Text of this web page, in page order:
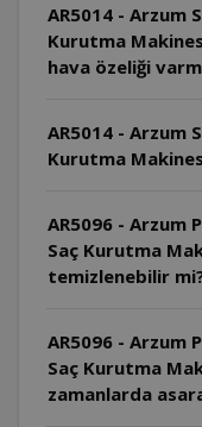
AR5014 - Arzum
Kurutma
hava özeliği
AR5014 - Arzum
Kurutma
AR5096 - Arzum
Saç Kurutma
temizlenebilir
AR5096 - Arzum
Saç Kurutma
zamanlarda